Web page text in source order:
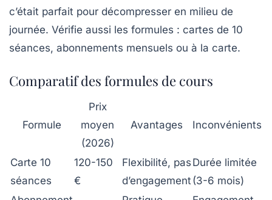
c’était parfait pour décompresser en milieu de
journée. Vérifie aussi les formules : cartes de 10
séances, abonnements mensuels ou à la carte.
Comparatif des formules de cours
Formule
Prix
moyen
(2026)
Avantages Inconvénients
Carte 10
séances
120-150
€
Flexibilité, pas
d’engagement
Durée limitée
(3-6 mois)